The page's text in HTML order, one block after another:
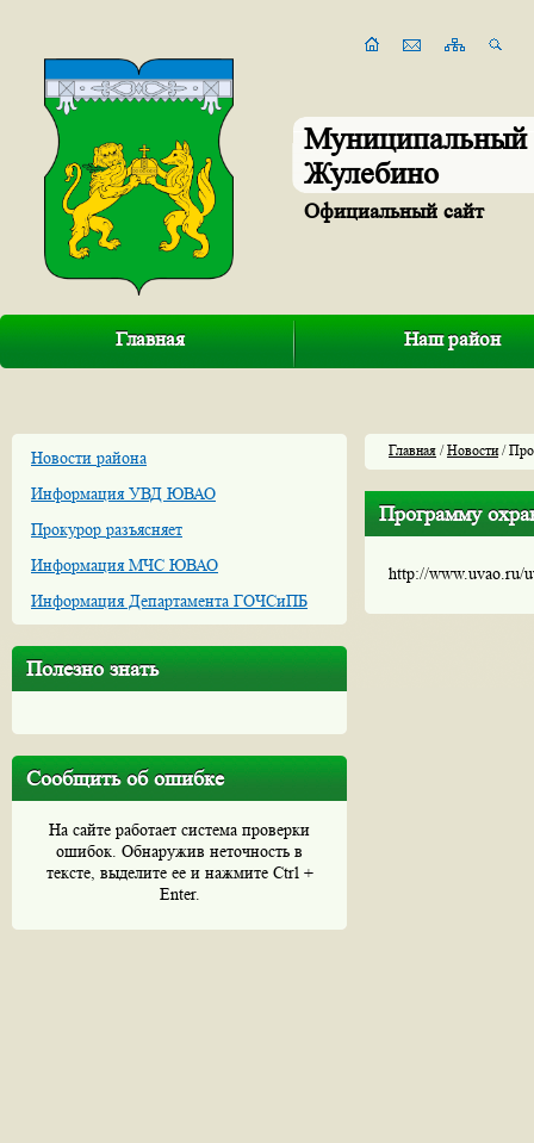
Муниципальный
Жулебино
Официальный сайт
Главная Наш район
Новости района
Информация УВД ЮВАО
Прокурор разъясняет
Информация МЧС ЮВАО
Информация Департамента ГОЧСиПБ
Полезно знать
Сообщить об ошибке
На сайте работает система проверки
ошибок. Обнаружив неточность в
тексте, выделите ее и нажмите Ctrl +
Enter.
Главная /Новости/
Программу
http://www.uvao.ru/